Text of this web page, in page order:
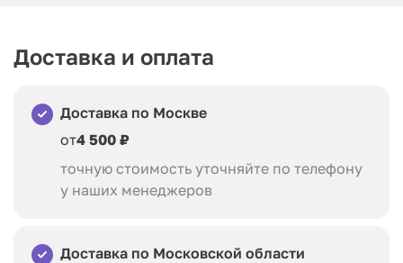
Доставка и оплата
Доставка по Москве
от4 500 ₽
точную стоимость уточняйте по телефону
у наших менеджеров
Доставка по Московской области